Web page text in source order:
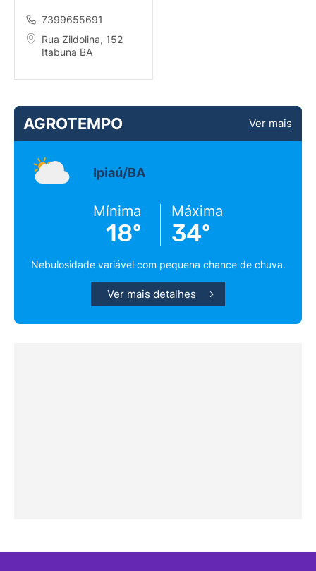
7399655691
Rua Zildolina, 152
Itabuna BA
AGROTEMPO Ver mais
Ipiaú/BA
Mínima
18º
Máxima
34º
Nebulosidade variável com pequena chance de chuva.
Ver mais detalhes